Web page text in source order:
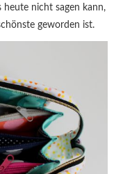
heute nicht sagen kann,
geworden ist.